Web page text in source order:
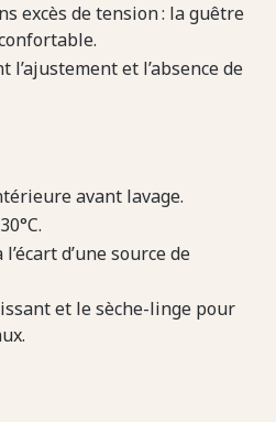
excès de tension : la guêtre
et l’absence de
avant lavage.
d’une source de
et le sèche-linge pour